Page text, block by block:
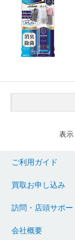
表
ご利用ガイド
買取お申し込み
訪問・店頭サポー
会社概要